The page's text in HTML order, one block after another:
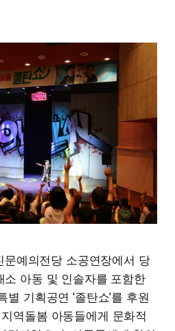
문예의전당 소공연장에서 당
소 아동 및 인솔자를 포함한
별 기획공연 '졸탄쇼'를 후원
역돌봄 아동들에게 문화적